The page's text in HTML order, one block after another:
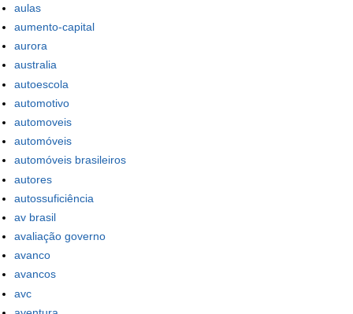
aulas
aumento-capital
aurora
australia
autoescola
automotivo
automoveis
automóveis
automóveis brasileiros
autores
autossuficiência
av brasil
avaliação governo
avanco
avancos
avc